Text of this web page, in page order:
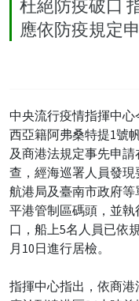
杜絕防疫破口
應依防疫規定
中央流行疫情指揮中
西亞籍阿弗桑特提1號
及商港法規定事先申
查，經海巡署人員發現
航港局及臺南市政府
平港管制區碼頭，並
口，船上5名人員已依
月10日進行居檢。
指揮中心指出，依商港